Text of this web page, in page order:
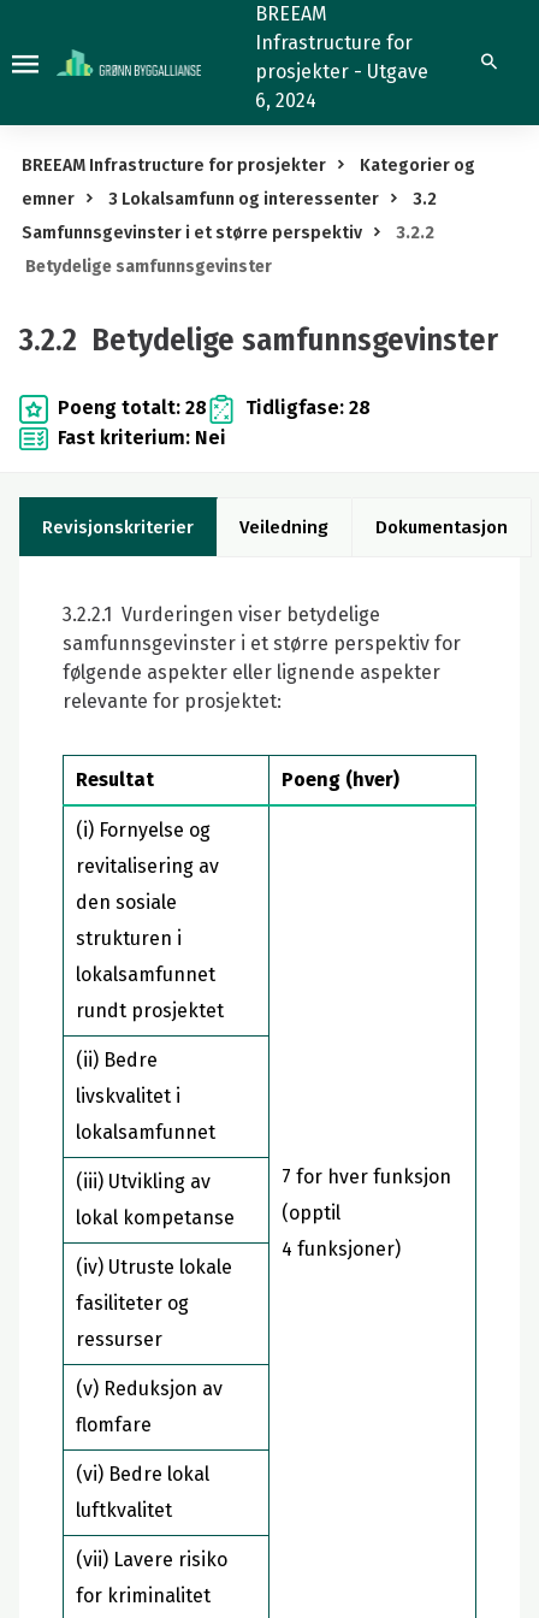
Betydelige
samfunnsgevinster
BREEAM
Infrastructure for
prosjekter - Utgave
6, 2024
Søk
BREEAM Infrastructure for prosjekter
Kategorier og
emner
3 Lokalsamfunn og interessenter
3.2
Samfunnsgevinster i et større perspektiv
3.2.2
Betydelige samfunnsgevinster
3.2.2 Betydelige samfunnsgevinster
Poeng totalt: 28
Tidligfase: 28
Fast kriterium: Nei
Revisjonskriterier Veiledning Dokumentasjon
3.2.2.1 Vurderingen viser betydelige
samfunnsgevinster i et større perspektiv for
følgende aspekter eller lignende aspekter
relevante for prosjektet:
Resultat Poeng (hver)
(i) Fornyelse og
revitalisering av
den sosiale
strukturen i
lokalsamfunnet
rundt prosjektet
7 for hver funksjon
(opptil
4 funksjoner)
(ii) Bedre
livskvalitet i
lokalsamfunnet
(iii) Utvikling av
lokal kompetanse
(iv) Utruste lokale
fasiliteter og
ressurser
(v) Reduksjon av
flomfare
(vi) Bedre lokal
luftkvalitet
(vii) Lavere risiko
for kriminalitet